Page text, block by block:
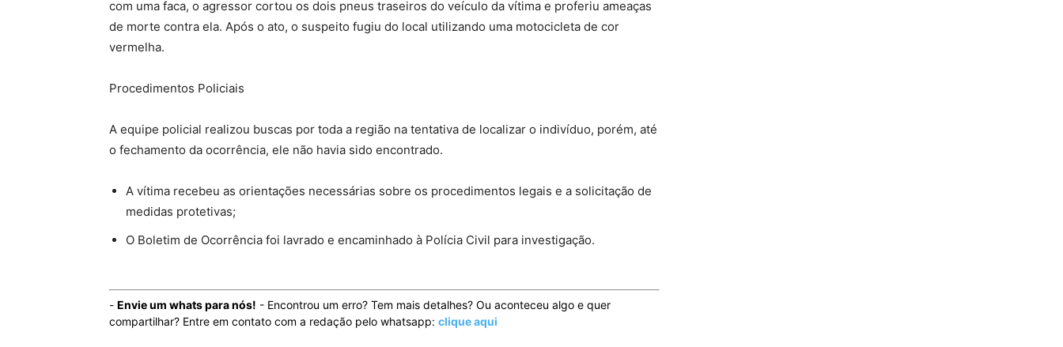
com uma faca, o agressor cortou os dois pneus traseiros do veículo da vítima e proferiu ameaças
de morte contra ela. Após o ato, o suspeito fugiu do local utilizando uma motocicleta de cor
vermelha.
Procedimentos Policiais
A equipe policial realizou buscas por toda a região na tentativa de localizar o indivíduo, porém, até
o fechamento da ocorrência, ele não havia sido encontrado.
A vítima recebeu as orientações necessárias sobre os procedimentos legais e a solicitação de
medidas protetivas;
O Boletim de Ocorrência foi lavrado e encaminhado à Polícia Civil para investigação.
- Envie um whats para nós! - Encontrou um erro? Tem mais detalhes? Ou aconteceu algo e quer
compartilhar? Entre em contato com a redação pelo whatsapp: clique aqui